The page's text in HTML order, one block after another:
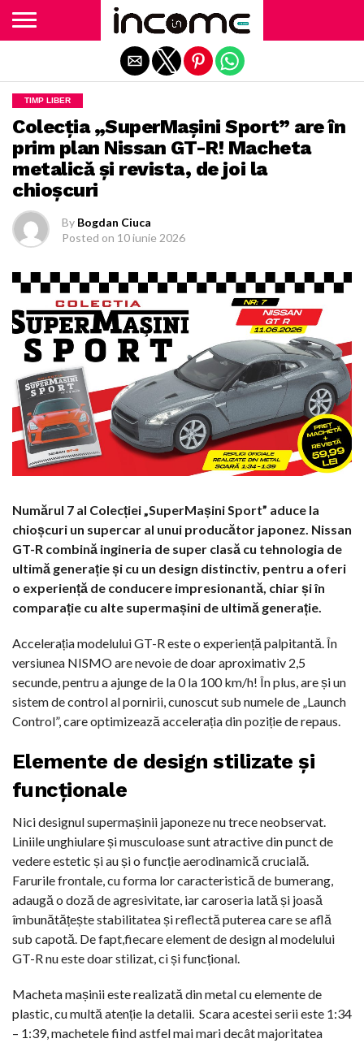
TIMP LIBER
Colecția „SuperMașini Sport” are în
prim plan Nissan GT-R! Macheta
metalică și revista, de joi la
chioșcuri
By Bogdan Ciuca
Posted on 10 iunie 2026
Numărul 7 al Colecției „SuperMașini Sport” aduce la
chioșcuri un supercar al unui producător japonez. Nissan
GT-R combină ingineria de super clasă cu tehnologia de
ultimă generație și cu un design distinctiv, pentru a oferi
o experiență de conducere impresionantă, chiar și în
comparație cu alte supermașini de ultimă generație.
Accelerația modelului GT-R este o experiență palpitantă. În
versiunea NISMO are nevoie de doar aproximativ 2,5
secunde, pentru a ajunge de la 0 la 100 km/h! În plus, are și un
sistem de control al pornirii, cunoscut sub numele de „Launch
Control”, care optimizează accelerația din poziție de repaus.
Elemente de design stilizate și
funcționale
Nici designul supermașinii japoneze nu trece neobservat.
Liniile unghiulare și musculoase sunt atractive din punct de
vedere estetic și au și o funcție aerodinamică crucială.
Farurile frontale, cu forma lor caracteristică de bumerang,
adaugă o doză de agresivitate, iar caroseria lată și joasă
îmbunătățește stabilitatea și reflectă puterea care se află
sub capotă. De fapt,fiecare element de design al modelului
GT-R nu este doar stilizat, ci și funcțional.
Macheta mașinii este realizată din metal cu elemente de
plastic, cu multă atenție la detalii. Scara acestei serii este 1:34
– 1:39, machetele fiind astfel mai mari decât majoritatea
Exit mobile version